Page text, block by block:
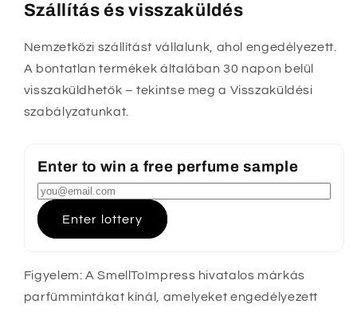
Szállítás és visszaküldés
Nemzetközi szállítást vállalunk, ahol engedélyezett.
A bontatlan termékek általában 30 napon belül
visszaküldhetők – tekintse meg a Visszaküldési
szabályzatunkat.
Enter to win a free perfume sample
Enter lottery
Figyelem: A SmellToImpress hivatalos márkás
parfümmintákat kínál, amelyeket engedélyezett